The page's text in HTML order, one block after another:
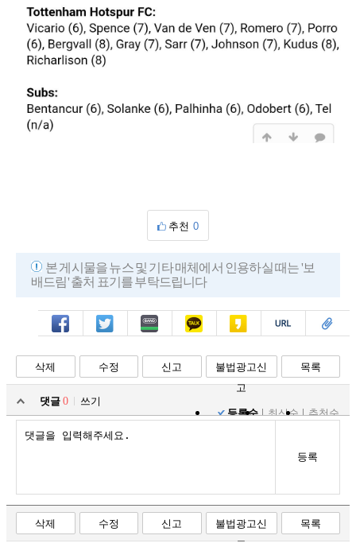
추천 0
본 게시물을 뉴스 및 기타 매체에서 인용하실 때는 '보
배드림' 출처 표기를 부탁드립니다
페북 트윗 밴드 카톡 카스 복사 스크랩
삭제 수정 신고
불법광고신
고
목록
댓글 0
쓰기
등록순
최신순 추천순
등록
삭제 수정 신고
불법광고신
고
목록